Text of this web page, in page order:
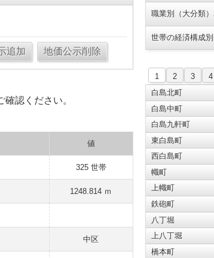
確認ください。
値
325 世帯
1248.814 ｍ
中区
職業別（大分類
世帯の経済構成
1 2 3 4
白島北町
白島中町
白島九軒町
東白島町
西白島町
幟町
上幟町
鉄砲町
八丁堀
上八丁堀
橋本町